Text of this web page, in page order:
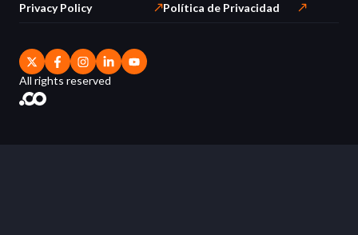
Privacy Policy Política de Privacidad
All rights reserved